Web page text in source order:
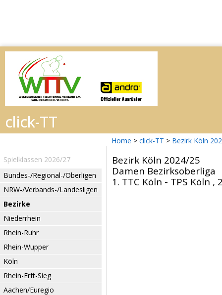
Home > click-TT > Bezirk Köln
Spielklassen 2026/27
Bundes-/Regional-/Oberligen
NRW-/Verbands-/Landesligen
Bezirke
Niederrhein
Rhein-Ruhr
Rhein-Wupper
Köln
Rhein-Erft-Sieg
Aachen/Euregio
Bezirk Köln 2024/25
Damen Bezirksoberliga
1. TTC Köln - TPS Köln ,